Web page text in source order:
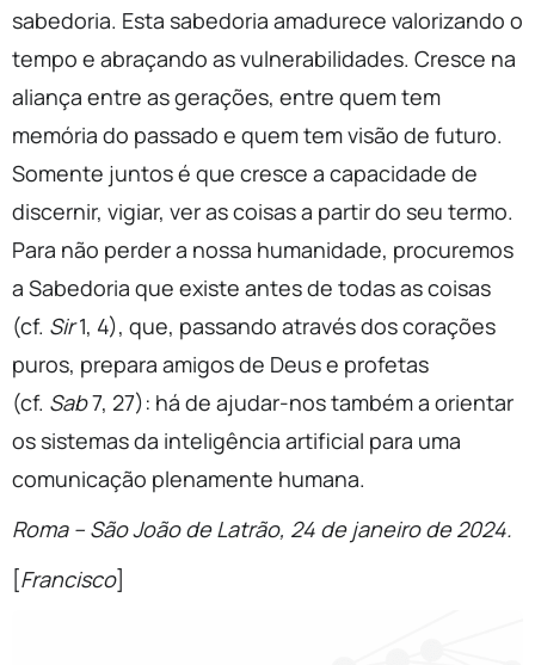
sabedoria. Esta sabedoria amadurece valorizando o
tempo e abraçando as vulnerabilidades. Cresce na
aliança entre as gerações, entre quem tem
memória do passado e quem tem visão de futuro.
Somente juntos é que cresce a capacidade de
discernir, vigiar, ver as coisas a partir do seu termo.
Para não perder a nossa humanidade, procuremos
a Sabedoria que existe antes de todas as coisas
(cf. Sir1, 4), que, passando através dos corações
puros, prepara amigos de Deus e profetas
(cf. Sab7, 27): há de ajudar-nos também a orientar
os sistemas da inteligência artificial para uma
comunicação plenamente humana.
Roma – São João de Latrão, 24 de janeiro de 2024.
[Francisco]